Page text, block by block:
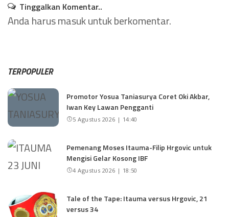
Tinggalkan Komentar..
Anda harusmasukuntuk berkomentar.
TERPOPULER
Promotor Yosua Taniasurya Coret Oki Akbar,
Iwan Key Lawan Pengganti
5 Agustus 2026 | 14:40
Pemenang Moses Itauma-Filip Hrgovic untuk
Mengisi Gelar Kosong IBF
4 Agustus 2026 | 18:50
Tale of the Tape: Itauma versus Hrgovic, 21
versus 34